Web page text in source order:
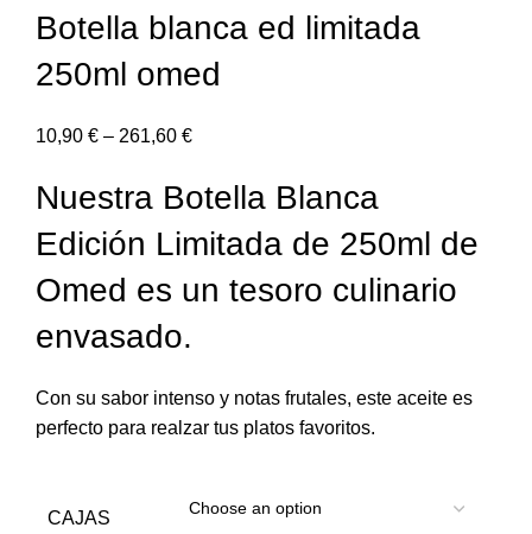
Botella blanca ed limitada
250ml omed
10,90 € – 261,60 €
Nuestra Botella Blanca
Edición Limitada de 250ml de
Omed es un tesoro culinario
envasado.
Con su sabor intenso y notas frutales, este aceite es
perfecto para realzar tus platos favoritos.
CAJAS